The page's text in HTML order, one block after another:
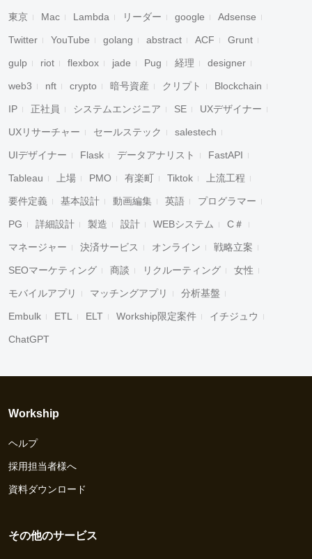
東京 Mac Lambda リーダー google Adsense
Twitter YouTube golang abstract ACF Grunt
gulp riot flexbox jade Pug 経理 designer
web3 nft crypto 暗号資産 クリプト Blockchain
IP 正社員 システムエンジニア SE UXデザイナー
UXリサーチャー セールステック salestech
UIデザイナー Flask データアナリスト FastAPI
Tableau 上場 PMO 有楽町 Tiktok 上流工程
要件定義 基本設計 動画編集 英語 プログラマー
PG 詳細設計 製造 設計 WEBシステム C＃
マネージャー 決済サービス オンライン 戦略立案
SEOマーケティング 商談 リクルーティング 女性
モバイルアプリ マッチングアプリ 分析基盤
Embulk ETL ELT Workship限定案件 イチジュウ
ChatGPT
Workship
ヘルプ
採用担当者様へ
資料ダウンロード
その他のサービス